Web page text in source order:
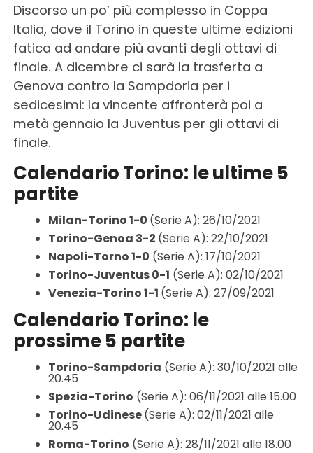
Discorso un po’ più complesso in Coppa
Italia, dove il Torino in queste ultime edizioni
fatica ad andare più avanti degli ottavi di
finale. A dicembre ci sarà la trasferta a
Genova contro la Sampdoria per i
sedicesimi: la vincente affronterà poi a
metà gennaio la Juventus per gli ottavi di
finale.
Calendario Torino: le ultime 5
partite
Milan-Torino 1-0 (Serie A): 26/10/2021
Torino-Genoa 3-2 (Serie A): 22/10/2021
Napoli-Torno 1-0 (Serie A): 17/10/2021
Torino-Juventus 0-1 (Serie A): 02/10/2021
Venezia-Torino 1-1 (Serie A): 27/09/2021
Calendario Torino: le
prossime 5 partite
Torino-Sampdoria (Serie A): 30/10/2021 alle
20.45
Spezia-Torino (Serie A): 06/11/2021 alle 15.00
Torino-Udinese(Serie A): 02/11/2021 alle
20.45
Roma-Torino (Serie A): 28/11/2021 alle 18.00